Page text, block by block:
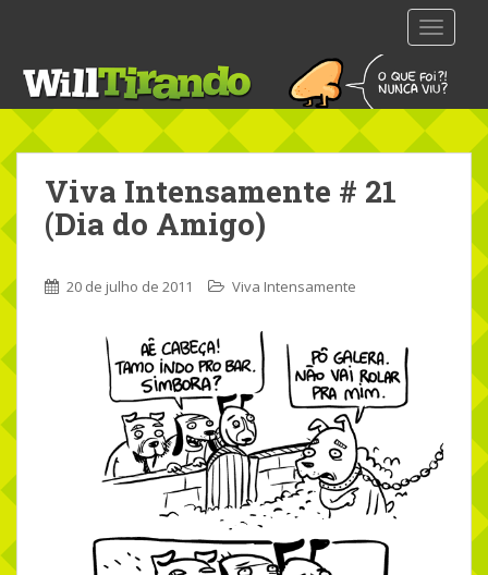
t
m
n
o
e
Viva Intensamente # 21
(Dia do Amigo)
20 de julho de 2011 Viva Intensamente